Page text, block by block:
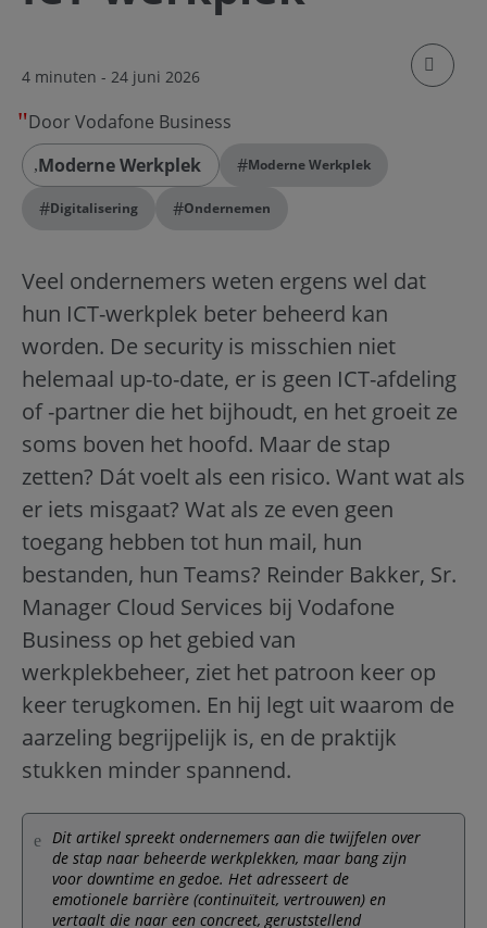
4 minuten - 24 juni 2026
klik om
Door Vodafone Business
Moderne Werkplek
#Moderne Werkplek
#Digitalisering #Ondernemen
Veel ondernemers weten ergens wel dat
hun ICT-werkplek beter beheerd kan
worden. De security is misschien niet
helemaal up-to-date, er is geen ICT-afdeling
of -partner die het bijhoudt, en het groeit ze
soms boven het hoofd. Maar de stap
zetten? Dát voelt als een risico. Want wat als
er iets misgaat? Wat als ze even geen
toegang hebben tot hun mail, hun
bestanden, hun Teams? Reinder Bakker, Sr.
Manager Cloud Services bij Vodafone
Business op het gebied van
werkplekbeheer, ziet het patroon keer op
keer terugkomen. En hij legt uit waarom de
aarzeling begrijpelijk is, en de praktijk
stukken minder spannend.
Dit artikel spreekt ondernemers aan die twijfelen over
de stap naar beheerde werkplekken, maar bang zijn
voor downtime en gedoe. Het adresseert de
emotionele barrière (continuïteit, vertrouwen) en
vertaalt die naar een concreet, geruststellend